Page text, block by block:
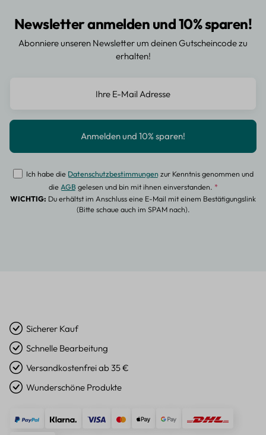
Newsletter anmelden und 10% sparen!
Abonniere unseren Newsletter um deinen Gutscheincode zu
erhalten!
Ich habe die Datenschutzbestimmungenzur Kenntnis genommen und
dieAGBgelesen und bin mit ihnen einverstanden. *
WICHTIG: Du erhältst im Anschluss eine E-Mail mit einem Bestätigungslink
(Bitte schaue auch im SPAM nach).
Sicherer Kauf
Schnelle Bearbeitung
Versandkostenfrei ab 35 €
Wunderschöne Produkte